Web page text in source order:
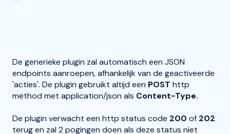
De generieke plugin zal automatisch een JSON
endpoints aanroepen, afhankelijk van de geactiveerde
'acties'. De plugin gebruikt altijd een POST http
method met application/json als Content-Type.
De plugin verwacht een http status code 200 of 202
terug en zal 2 pogingen doen als deze status niet